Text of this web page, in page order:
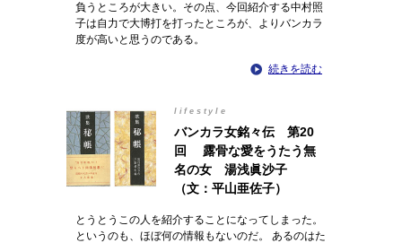
負うところが大きい。その点、今回紹介する中村照
子は自力で大博打を打ったところが、よりバンカラ
度が高いと思うのである。
続きを読む
lifestyle
バンカラ女銘々伝 第20
回 露骨な愛をうたう無
名の女 湯浅眞沙子
（文：平山亜佐子）
とうとうこの人を紹介することになってしまった。
というのも、ほぼ何の情報もないのだ。 あるのはた